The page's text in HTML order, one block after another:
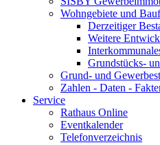
Wohngebiete und
Derzeitiger
Weitere
Grundstücks-
Grund- und
Zahlen - Daten -
Service
Rathaus Online
Eventkalender
Telefonverzeichnis